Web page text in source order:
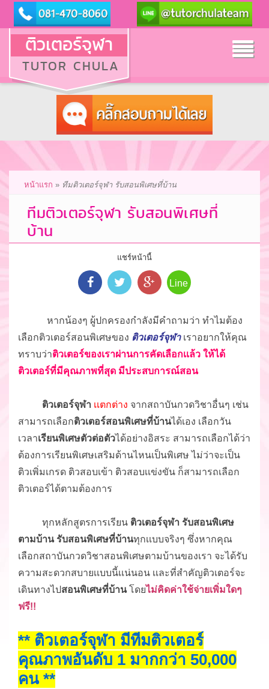
ติวเตอร์จุฬา
TUTOR CHULA
หน้าแรก » ทีมติวเตอร์จุฬา รับสอนพิเศษที่บ้าน
ทีมติวเตอร์จุฬา รับสอนพิเศษที่
บ้าน
แชร์หน้านี้
Line
หากน้องๆ ผู้ปกครองกำลังมีคำถามว่า ทำไมต้อง
เลือกติวเตอร์สอนพิเศษของ ติวเตอร์จุฬาเราอยากให้คุณ
ทราบว่าติวเตอร์ของเราผ่านการคัดเลือกเเล้ว ให้ได้
ติวเตอร์ที่มีคุณภาพที่สุด มีประสบการณ์สอน
ติวเตอร์จุฬา เเตกต่าง จากสถาบันกวดวิชาอื่นๆ เช่น
สามารถเลือกติวเตอร์สอนพิเศษที่บ้านได้เอง เลือกวัน
เวลาเรียนพิเศษตัวต่อตัวได้อย่างอิสระ สามารถเลือกได้ว่า
ต้องการเรียนพิเศษเสริมด้านไหนเป็นพิเศษ ไม่ว่าจะเป็น
ติวเพิ่มเกรด ติวสอบเข้า ติวสอบเเข่งขัน ก็สามารถเลือก
ติวเตอร์ได้ตามต้องการ
ทุกหลักสูตรการเรียน ติวเตอร์จุฬา รับสอนพิเศษ
ตามบ้าน รับสอนพิเศษที่บ้านทุกเเบบจริงๆ ซึ่งหากคุณ
เลือกสถาบันกวดวิชาสอนพิเศษตามบ้านของเรา จะได้รับ
ความสะดวกสบายเเบบนี้เเน่นอน เเละที่สำคัญติวเตอร์จะ
เดินทางไปสอนพิเศษที่บ้านโดยไม่คิดค่าใช้จ่ายเพิ่มใดๆ
ฟรี!!
** ติวเตอร์จุฬา มีทีมติวเตอร์
คุณภาพอันดับ 1 มากกว่า 50,000
คน **